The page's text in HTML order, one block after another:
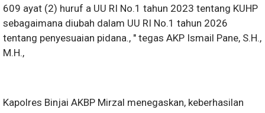
609 ayat (2) huruf a UU RI No.1 tahun 2023 tentang KUHP
sebagaimana diubah dalam UU RI No.1 tahun 2026
tentang penyesuaian pidana., " tegas AKP Ismail Pane, S.H.,
M.H.,
Kapolres Binjai AKBP Mirzal menegaskan, keberhasilan